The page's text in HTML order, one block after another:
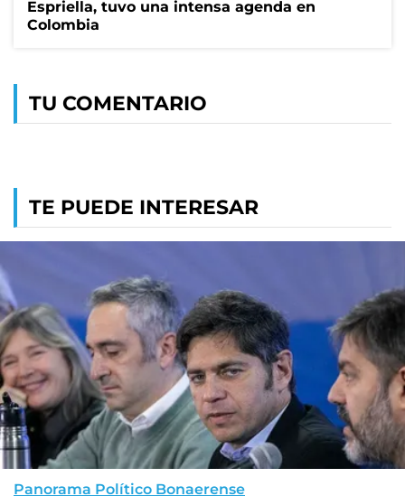
Espriella, tuvo una intensa agenda en
Colombia
TU COMENTARIO
TE PUEDE INTERESAR
Panorama Político Bonaerense